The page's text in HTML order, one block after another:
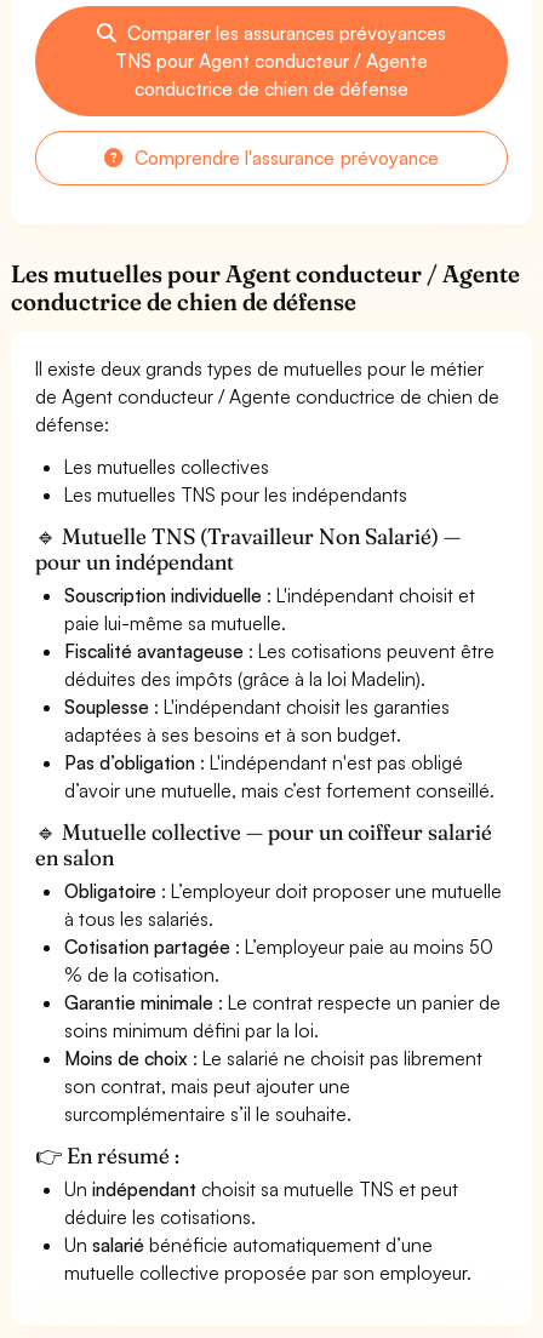
Comparer les assurances prévoyances
TNS pour Agent conducteur / Agente
conductrice de chien de défense
Comprendre l'assurance prévoyance
Les mutuelles pour Agent conducteur / Agente
conductrice de chien de défense
Il existe deux grands types de mutuelles pour le métier
de Agent conducteur / Agente conductrice de chien de
défense:
Les mutuelles collectives
Les mutuelles TNS pour les indépendants
🔹 Mutuelle TNS (Travailleur Non Salarié) —
pour un indépendant
Souscription individuelle : L'indépendant choisit et
paie lui-même sa mutuelle.
Fiscalité avantageuse : Les cotisations peuvent être
déduites des impôts (grâce à la loi Madelin).
Souplesse : L'indépendant choisit les garanties
adaptées à ses besoins et à son budget.
Pas d’obligation : L'indépendant n'est pas obligé
d’avoir une mutuelle, mais c’est fortement conseillé.
🔹 Mutuelle collective — pour un coiffeur salarié
en salon
Obligatoire : L’employeur doit proposer une mutuelle
à tous les salariés.
Cotisation partagée : L’employeur paie au moins 50
% de la cotisation.
Garantie minimale : Le contrat respecte un panier de
soins minimum défini par la loi.
Moins de choix : Le salarié ne choisit pas librement
son contrat, mais peut ajouter une
surcomplémentaire s’il le souhaite.
👉 En résumé :
Unindépendant choisit sa mutuelle TNS et peut
déduire les cotisations.
Unsalarié bénéficie automatiquement d’une
mutuelle collective proposée par son employeur.